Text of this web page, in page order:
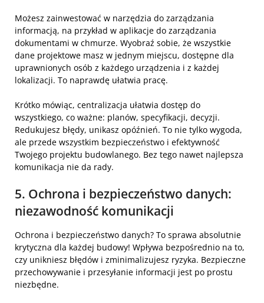
Możesz zainwestować w narzędzia do zarządzania
informacją, na przykład w aplikacje do zarządzania
dokumentami w chmurze. Wyobraź sobie, że wszystkie
dane projektowe masz w jednym miejscu, dostępne dla
uprawnionych osób z każdego urządzenia i z każdej
lokalizacji. To naprawdę ułatwia pracę.
Krótko mówiąc, centralizacja ułatwia dostęp do
wszystkiego, co ważne: planów, specyfikacji, decyzji.
Redukujesz błędy, unikasz opóźnień. To nie tylko wygoda,
ale przede wszystkim bezpieczeństwo i efektywność
Twojego projektu budowlanego. Bez tego nawet najlepsza
komunikacja nie da rady.
5. Ochrona i bezpieczeństwo danych:
niezawodność komunikacji
Ochrona i bezpieczeństwo danych? To sprawa absolutnie
krytyczna dla każdej budowy! Wpływa bezpośrednio na to,
czy unikniesz błędów i zminimalizujesz ryzyka. Bezpieczne
przechowywanie i przesyłanie informacji jest po prostu
niezbędne.